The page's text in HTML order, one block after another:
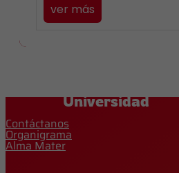
ver más
Universidad
Contáctanos
Organigrama
Alma Mater